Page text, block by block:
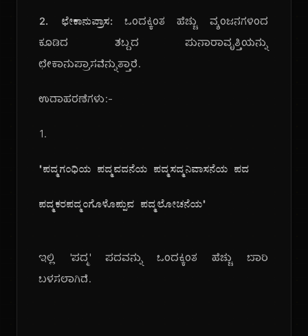
2. ಛೇಕಾನುಪ್ರಾಸ: ಒಂದಕ್ಕಿಂತ ಹೆಚ್ಚು ವ್ಯಂಜನಗಳಿಂದ
ಕೂಡಿದ ಶಬ್ದದ ಪುನಾರಾವೃತ್ತಿಯನ್ನು
ಛೇಕಾನುಪ್ರಾಸವೆನ್ನುತ್ತಾರೆ.
ಉದಾಹರಣೆಗಳು:-
1.
"ಪದ್ಮಗಂಧಿಯ ಪದ್ಮವದನೆಯ ಪದ್ಮಸದ್ಮನಿವಾಸನೆಯ ಪದ
ಪದ್ಮಕರಪದ್ಮಂಗೊಳೊಪ್ಪುವ ಪದ್ಮಲೋಚನೆಯ"
ಇಲ್ಲಿ 'ಪದ್ಮ' ಪದವನ್ನು ಒಂದಕ್ಕಿಂತ ಹೆಚ್ಚು ಬಾರಿ
ಬಳಸಲಾಗಿದೆ.